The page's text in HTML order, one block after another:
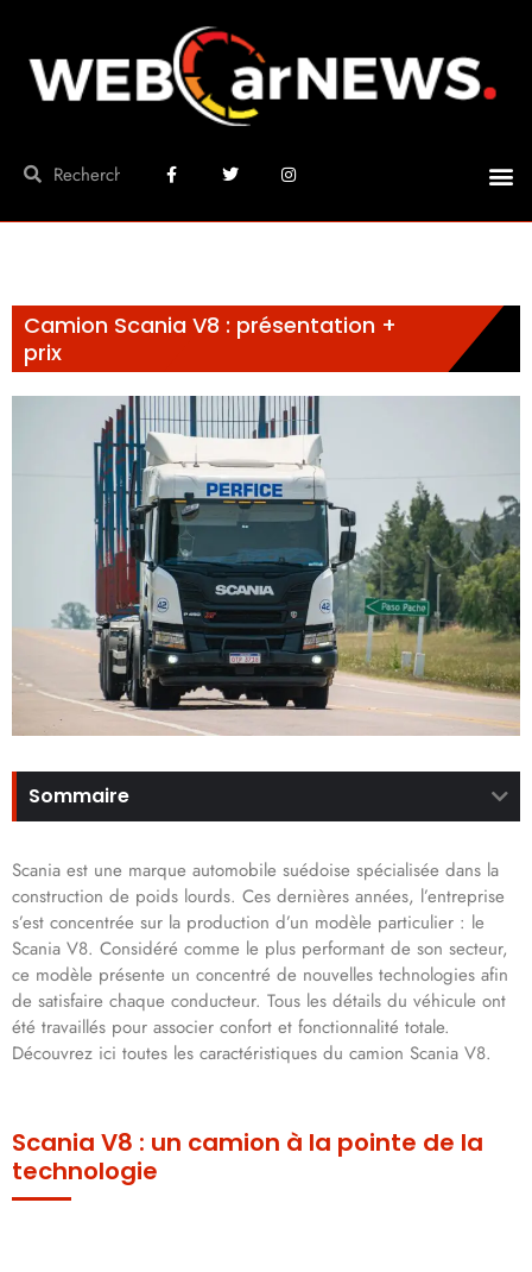
Camion Scania V8 : présentation +
prix
Sommaire
Scania est une marque automobile suédoise spécialisée dans la
construction de poids lourds. Ces dernières années, l’entreprise
s’est concentrée sur la production d’un modèle particulier : le
Scania V8. Considéré comme le plus performant de son secteur,
ce modèle présente un concentré de nouvelles technologies afin
de satisfaire chaque conducteur. Tous les détails du véhicule ont
été travaillés pour associer confort et fonctionnalité totale.
Découvrez ici toutes les caractéristiques du camion Scania V8.
Scania V8 : un camion à la pointe de la
technologie